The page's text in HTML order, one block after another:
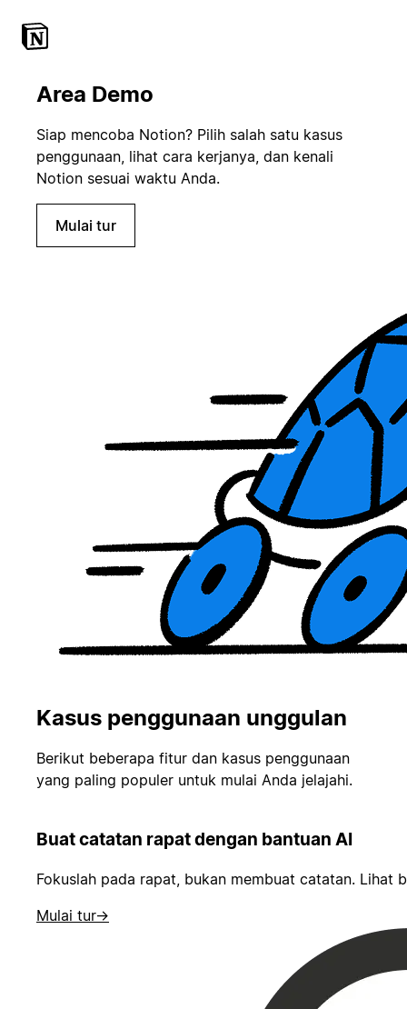
Area Demo
Siap mencoba Notion? Pilih salah satu kasus
penggunaan, lihat cara kerjanya, dan kenali
Notion sesuai waktu Anda.
Mulai tur
Kasus penggunaan unggulan
Berikut beberapa fitur dan kasus penggunaan
yang paling populer untuk mulai Anda jelajahi.
Buat catatan rapat dengan bantuan AI
Fokuslah pada rapat, bukan membuat catatan.
Mulai tur→